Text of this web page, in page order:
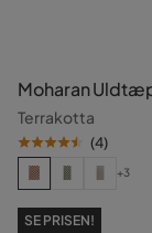
Moharan
Terrakotta
(4)
+3
SE PRISEN!